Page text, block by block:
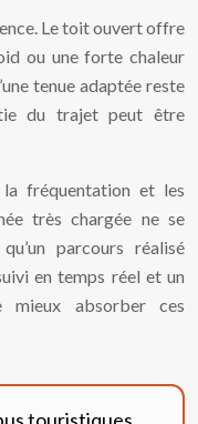
Le toit ouvert offre
ou une forte chaleur
tenue adaptée reste
du trajet peut être
fréquentation et les
très chargée ne se
parcours réalisé
en temps réel et un
mieux absorber ces
touristiques